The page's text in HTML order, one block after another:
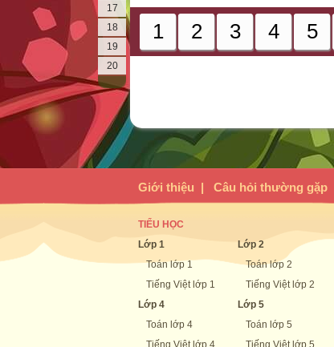
17
18
19
20
1 2 3 4 5
Giới thiệu | Câu hỏi thường gặp
TIỂU HỌC
Lớp 1
Toán lớp 1
Tiếng Việt lớp 1
Lớp 4
Toán lớp 4
Tiếng Việt lớp 4
Lớp 2
Toán lớp 2
Tiếng Việt lớp 2
Lớp 5
Toán lớp 5
Tiếng Việt lớp 5